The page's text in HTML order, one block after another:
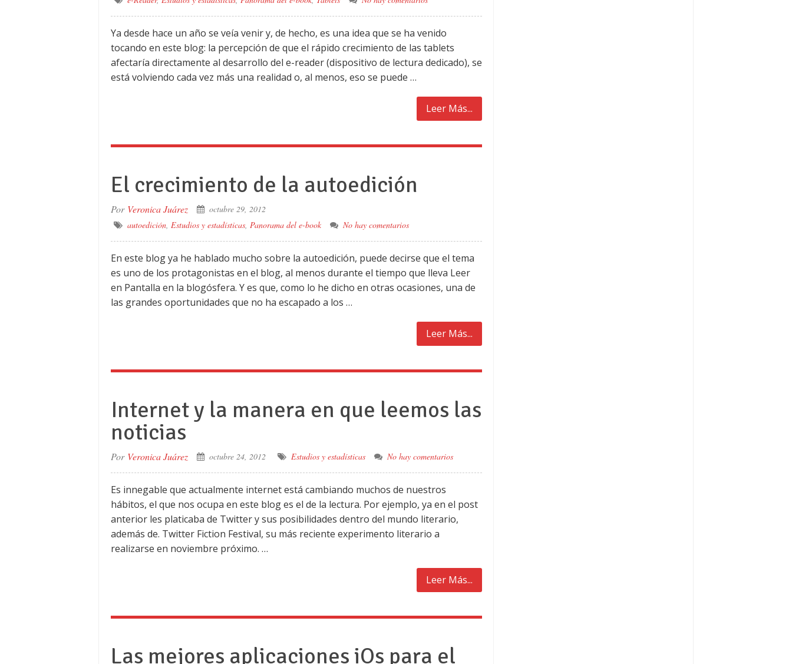
Ya desde hace un año se veía venir y, de hecho, es una idea que se ha venido
tocando en este blog: la percepción de que el rápido crecimiento de las tablets
afectaría directamente al desarrollo del e-reader (dispositivo de lectura dedicado), se
está volviendo cada vez más una realidad o, al menos, eso se puede …
Leer Más...
El crecimiento de la autoedición
Por Veronica Juárez
octubre 29, 2012
autoedición, Estudios y estadísticas, Panorama del e-book No hay comentarios
En este blog ya he hablado mucho sobre la autoedición, puede decirse que el tema
es uno de los protagonistas en el blog, al menos durante el tiempo que lleva Leer
en Pantalla en la blogósfera. Y es que, como lo he dicho en otras ocasiones, una de
las grandes oportunidades que no ha escapado a los …
Leer Más...
Internet y la manera en que leemos las
noticias
Por Veronica Juárez octubre 24, 2012 Estudios y estadísticas No hay comentarios
Es innegable que actualmente internet está cambiando muchos de nuestros
hábitos, el que nos ocupa en este blog es el de la lectura. Por ejemplo, ya en el post
anterior les platicaba de Twitter y sus posibilidades dentro del mundo literario,
además de. Twitter Fiction Festival, su más reciente experimento literario a
realizarse en noviembre próximo. …
Leer Más...
Las mejores aplicaciones iOs para el